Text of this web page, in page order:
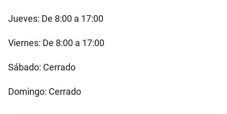
Jueves: De 8:00 a 17:00
Viernes: De 8:00 a 17:00
Sábado: Cerrado
Domingo: Cerrado